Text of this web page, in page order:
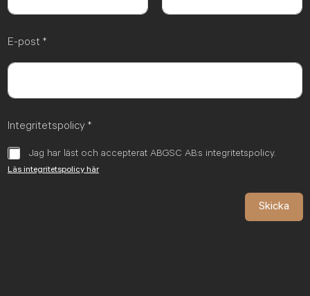
E-post *
Integritetspolicy *
Jag har läst och accepterat ABGSC AB:s integritetspolicy.
Läs integritetspolicy här
Skicka